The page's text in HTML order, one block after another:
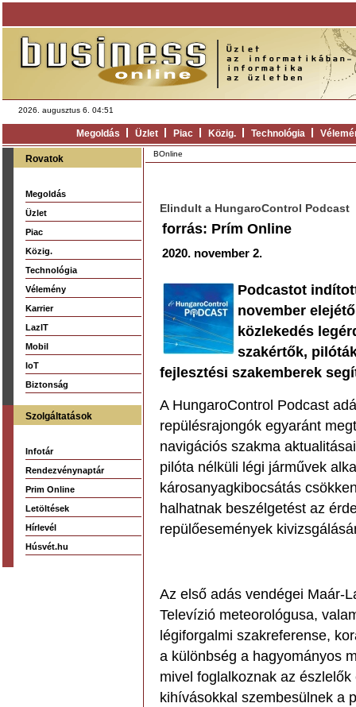
2026. augusztus 6. 04:51
Megoldás Üzlet Piac Közig. Technológia
Rovatok
Megoldás
Üzlet
Piac
Közig.
Technológia
Vélemény
Karrier
LazIT
Mobil
IoT
Biztonság
Szolgáltatások
Infotár
Rendezvénynaptár
Prim Online
Letöltések
Hírlevél
Húsvét.hu
BOnline
Elindult a HungaroControl Podcast
forrás: Prím Online
2020. november 2.
Podcastot
november
közlekedés
szakértők,
fejlesztési szakemberek
A HungaroControl Podcast
repülésrajongók egyaránt
navigációs szakma
pilóta nélküli légi járművek
károsanyagkibocsátás
halhatnak beszélgetést az
repülőesemények
Az első adás vendégei Maár-
Televízió meteorológusa,
légiforgalmi szakreferense,
a különbség a hagyományos
mivel foglalkoznak az
kihívásokkal szembesülnek